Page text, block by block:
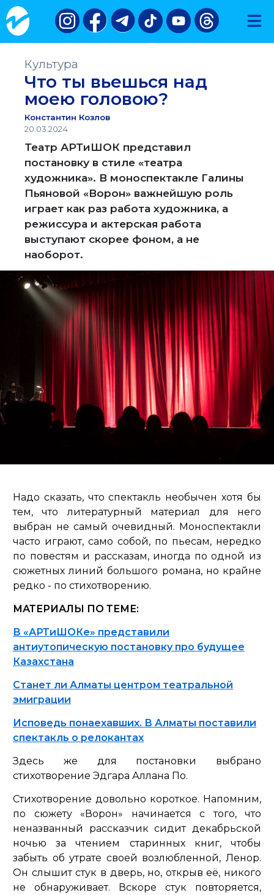
Культура
Что ты вьешься над
моею головою?
Константин Козлов
20.03.2024
Театр АРТиШОК представил
постановку в стиле «театра
художника». В моноспектакле Галины
Пьяновой «Ворон» важнейшую роль
играет как раз работа художника, а
режиссура и актерская работа
выступают скорее фоном, а не
наоборот.
Надо сказать, что спектакль необычен хотя бы
тем, что литературный материал для него
выбран не самый очевидный. Моноспектакли
часто играют, само собой, по пьесам, нередко
по повестям и рассказам, иногда по одной из
сюжетных линий большого романа, но крайне
редко - по стихотворению.
МАТЕРИАЛЫ ПО ТЕМЕ:
В «АРТиШОКе» представили
антиутопическую постановку про будущее
Казахстана
Станет ли Алматы центром театральной
эмиграции
Исповедь понаехавших. В Алматы поставили
спектакль о релокантах
Здесь же для постановки выбрано
стихотворение Эдгара Аллана По.
Стихотворение довольно короткое. Напомним,
по сюжету «Ворон» начинается с того, что
неназванный рассказчик сидит декабрьской
ночью за чтением старинных книг, чтобы
забыть об утрате своей возлюбленной, Ленор.
Он слышит стук в дверь, но, открыв её, никого
не обнаруживает. Вскоре стук повторяется,